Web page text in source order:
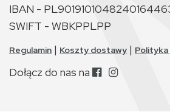
IBAN -
SWIFT - WBKPPLPP
Regulamin | Koszty dostawy |
Dołącz do nas na